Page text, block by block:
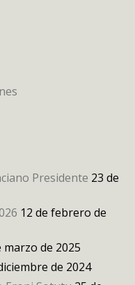
Presidente 23 de
12 de febrero de
marzo de 2025
de 2024